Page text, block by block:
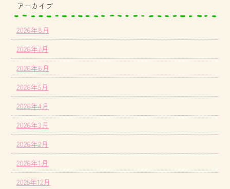
アーカイブ
2026年8月
2026年7月
2026年6月
2026年5月
2026年4月
2026年3月
2026年2月
2026年1月
2025年12月